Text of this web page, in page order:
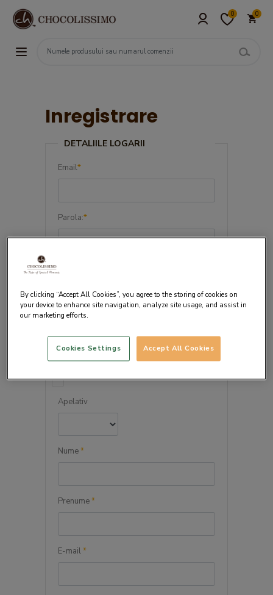
0 0
Inregistrare
DETALIILE LOGARII
Email*
Parola:*
DETALIILE PERSONALE
Persoana juridica
Apelativ
Nume*
Prenume*
E-mail*
By clicking “Accept All Cookies”, you agree to the storing of cookies on
your device to enhance site navigation, analyze site usage, and assist in
our marketing efforts.
Accept All Cookies
Cookies Settings